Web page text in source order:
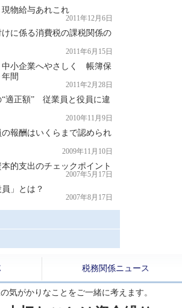
現物給与あれこれ
2011年12月6日
に係る消費税の課税関係の
2011年6月15日
小企業へやさしく 帳簿保
間
2011年2月28日
“適正額” 従業員と役員に違
2010年11月9日
報酬はいくらまで認められ
2009年11月10日
的支出のチェックポイント
2007年5月17日
員」とは？
2007年8月17日
税務関係ニュース
気がかりなことをご一緒に考えます。